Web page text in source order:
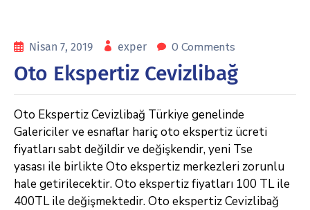
Nisan 7, 2019 exper 0 Comments
Oto Ekspertiz Cevizlibağ
Oto Ekspertiz Cevizlibağ Türkiye genelinde
Galericiler ve esnaflar hariç oto ekspertiz ücreti
fiyatları sabt değildir ve değişkendir, yeni Tse
yasası ile birlikte Oto ekspertiz merkezleri zorunlu
hale getirilecektir. Oto ekspertiz fiyatları 100 TL ile
400TL ile değişmektedir. Oto ekspertiz Cevizlibağ